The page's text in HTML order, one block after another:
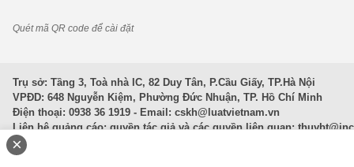
Quét mã QR code để cài đặt
Trụ sở: Tầng 3, Toà nhà IC, 82 Duy Tân, P.Cầu Giấy, TP.Hà Nội
VPĐD: 648 Nguyễn Kiệm, Phường Đức Nhuận, TP. Hồ Chí Minh
Điện thoại: 0938 36 1919 - Email: cskh@luatvietnam.vn
Liên hệ quảng cáo; quyền tác giả và các quyền liên quan:
Văn Bản Pháp Luật
×